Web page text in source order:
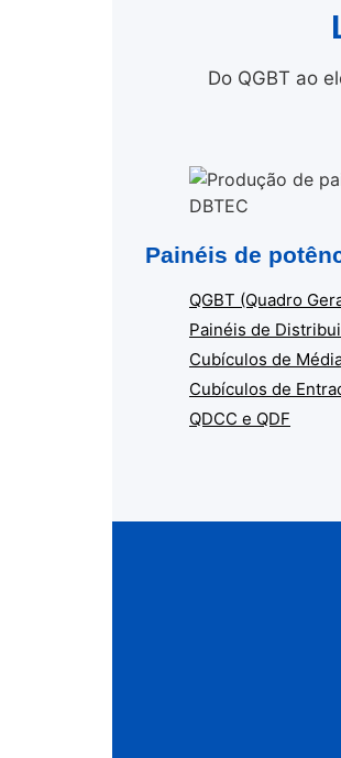
Do QGBT ao
Painéis de
QGBT (Quadro
Painéis de
Cubículos de
Cubículos de
QDCC e QDF